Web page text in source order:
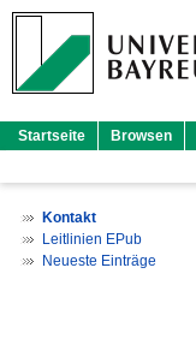
Startseite Browsen
Kontakt
Leitlinien EPub
Neueste Einträge